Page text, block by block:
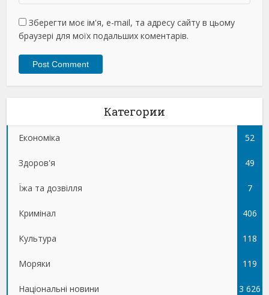
Зберегти моє ім'я, e-mail, та адресу сайту в цьому
браузері для моїх подальших коментарів.
Категории
Економіка 52
Здоров'я 49
Їжа та дозвілля 7
Кримінал 406
Культура 118
Моряки 119
Національні новини 3 626